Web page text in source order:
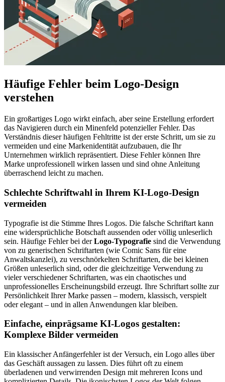
Häufige Fehler beim Logo-Design
verstehen
Ein großartiges Logo wirkt einfach, aber seine Erstellung erfordert
das Navigieren durch ein Minenfeld potenzieller Fehler. Das
Verständnis dieser häufigen Fehltritte ist der erste Schritt, um sie zu
vermeiden und eine Markenidentität aufzubauen, die Ihr
Unternehmen wirklich repräsentiert. Diese Fehler können Ihre
Marke unprofessionell wirken lassen und sind ohne Anleitung
überraschend leicht zu machen.
Schlechte Schriftwahl in Ihrem KI-Logo-Design
vermeiden
Typografie ist die Stimme Ihres Logos. Die falsche Schriftart kann
eine widersprüchliche Botschaft aussenden oder völlig unleserlich
sein. Häufige Fehler bei derLogo-Typografie sind die Verwendung
von zu generischen Schriftarten (wie Comic Sans für eine
Anwaltskanzlei), zu verschnörkelten Schriftarten, die bei kleinen
Größen unleserlich sind, oder die gleichzeitige Verwendung zu
vieler verschiedener Schriftarten, was ein chaotisches und
unprofessionelles Erscheinungsbild erzeugt. Ihre Schriftart sollte zur
Persönlichkeit Ihrer Marke passen – modern, klassisch, verspielt
oder elegant – und in allen Anwendungen klar bleiben.
Einfache, einprägsame KI-Logos gestalten:
Komplexe Bilder vermeiden
Ein klassischer Anfängerfehler ist der Versuch, ein Logo alles über
das Geschäft aussagen zu lassen. Dies führt oft zu einem
überladenen und verwirrenden Design mit mehreren Icons und